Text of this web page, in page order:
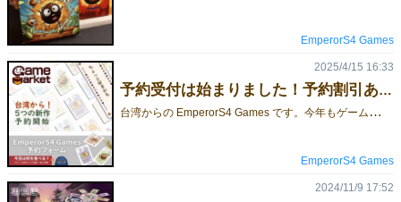
EmperorS4 Games
予約受付は始まりました！予約割引あり！
台
湾からの EmperorS4 Games です。今年もゲームマーケットに出展いたします！今回はHomosapiens LabやMoaideas Game Designと合同で、【エリア-38】にて出展いたします。今回は自社の新作に加え、台湾のパートナーによる最新作もあわせて、6タイトルの新作ゲームをご用意しております。ぜひこの機会に、ブースまでお立ち寄りください！なお、スーツケースでの持ち込みのため、既存作品はご予約分のみの販売となります。ご希望の方は、お早めの事前予約をおすすめいたします。》》 予約フォーム 《《 【新品】台湾に来たら、何食べたい？ ￥1,500台湾料理の魅力を推理で解き明かせ！食欲の秋にぴったりのカードゲーム！パチっと脱出! (10 to Leave) 原価￥2,000 予約価格￥1,500蚊として、生き残るためには叩かれないことがとても重要です！ネオン転職戦線 (Neon Nexus) 原価￥2,500 予約価格￥2,000未来を賭けた仕事選び、あなたの戦略がネオンを照らす！爆爆ココ(Coco Boom) 原価￥2,500 予約価格￥2,000「プッシュ・ユア・ラック」と反射神経が絶妙に融合したゲームで、ココナッツを集めて高得点を狙い、爆弾を避けよう！ハッカーピース (PWNED!) 予約価格￥2,500罠を張って、圧縮展開！サーバー制覇の瞬間に『PWNED!』を叫べ！青き海の再生 (Echo Wave) 予約価格￥3,000円海を守るか、命を繋ぐか――その手に委ねられた未来！【既作】「好評再販」ゴミ商人 (Trash or Cash) ￥3,500円 - Syzygy Games「好評再販」2024新版 シャドー・ハウス：ザ・コード（Shadow House: The Code) ￥2,000先行体験版購入者には1,000円引きの特別割引があります、割引説明をご確認ください「好評再販」トリイ（Torii) ￥4,500ぶらり、ブラーノ島：ロール＆ライト ￥2,500ぶらり、プロヴァンス ￥2,500ぶらり、ブラーノ島 ￥2,500馭利 交易者 ワールド エクスチェインジャーズ ￥2,500以上全部は日本語ルール付き、予約フォームでルールを確認することができます。 🔶 ご注意事項 🔶ご予約いただいた商品は、当日15時までのお取り置きとさせていただきます。お時間までにお越しいただけますよう、お願いいたします。ご不明な点がございましたら、お気軽にお問い合わせください。🕐 ご予約受付期間：～5月13日（火）15時まで※予定数に達し次第、受付を終了させていただく場合がございます。ご了承ください。ゲームマーケットでお目にかかることを楽しみにしております。よろしくお願い致します。お問い合わせは、メール：service@emperors4.comツイッター（X）：@boardgame_love
2025/4/15 16:33
EmperorS4 Games
2024/11/9 17:52